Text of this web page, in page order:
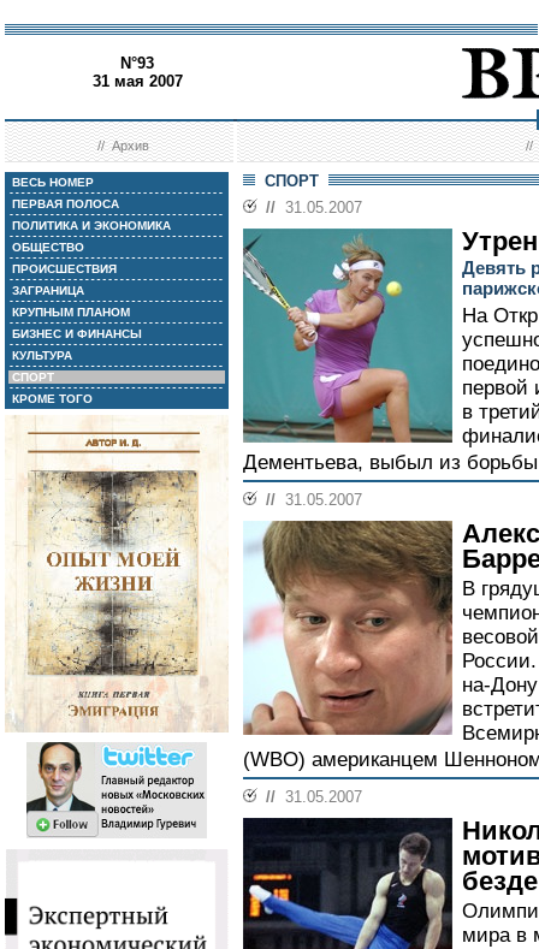
N°93
31 мая 2007
//Архив //
ВЕСЬ НОМЕР
ПЕРВАЯ ПОЛОСА
ПОЛИТИКА И ЭКОНОМИКА
ОБЩЕСТВО
ПРОИСШЕСТВИЯ
ЗАГРАНИЦА
КРУПНЫМ ПЛАНОМ
БИЗНЕС И ФИНАНСЫ
КУЛЬТУРА
СПОРТ
КРОМЕ ТОГО
СПОРТ
// 31.05.2007
Девять
На
первой
в
Дементьева, выбыл из
// 31.05.2007
В
на-
(WBO) американцем
// 31.05.2007
мира в